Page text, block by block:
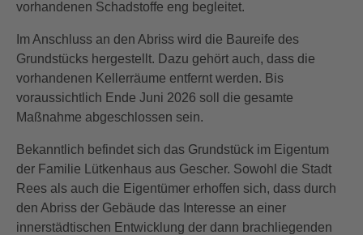
vorhandenen Schadstoffe eng begleitet.
Im Anschluss an den Abriss wird die Baureife des
Grundstücks hergestellt. Dazu gehört auch, dass die
vorhandenen Kellerräume entfernt werden. Bis
voraussichtlich Ende Juni 2026 soll die gesamte
Maßnahme abgeschlossen sein.
Bekanntlich befindet sich das Grundstück im Eigentum
der Familie Lütkenhaus aus Gescher. Sowohl die Stadt
Rees als auch die Eigentümer erhoffen sich, dass durch
den Abriss der Gebäude das Interesse an einer
innerstädtischen Entwicklung der dann brachliegenden